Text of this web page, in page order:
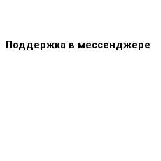
Поддержка в мессенджере